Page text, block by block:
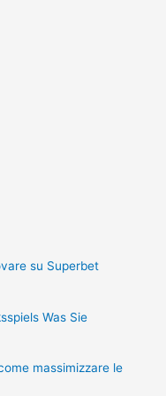
su Superbet
Was Sie
massimizzare le